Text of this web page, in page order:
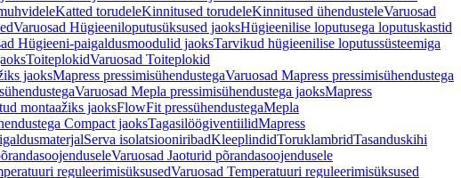
Katted torudeleKinnitused torudeleKinnitused ühendusteleVaruosad
Varuosad Hügieeniloputusüksused jaoksHügieenilise loputusega loputuskastid
Hügieeni-paigaldusmoodulid jaoksTarvikud hügieenilise loputussüsteemiga
ToiteplokidVaruosad Toiteplokid
jaoksMapress pressimisühendustegaVaruosad Mapress pressimisühendustega
Varuosad Mepla pressimisühendustega jaoksMapress
montaažiks jaoksFlowFit pressühendustegaMepla
Compact jaoksTagasilöögiventiilidMapress
Serva isolatsiooniribadKleeplindidToruklambridTasanduskihi
Varuosad Jaoturid põrandasoojendusele
reguleerimisüksusedVaruosad Temperatuuri reguleerimisüksused